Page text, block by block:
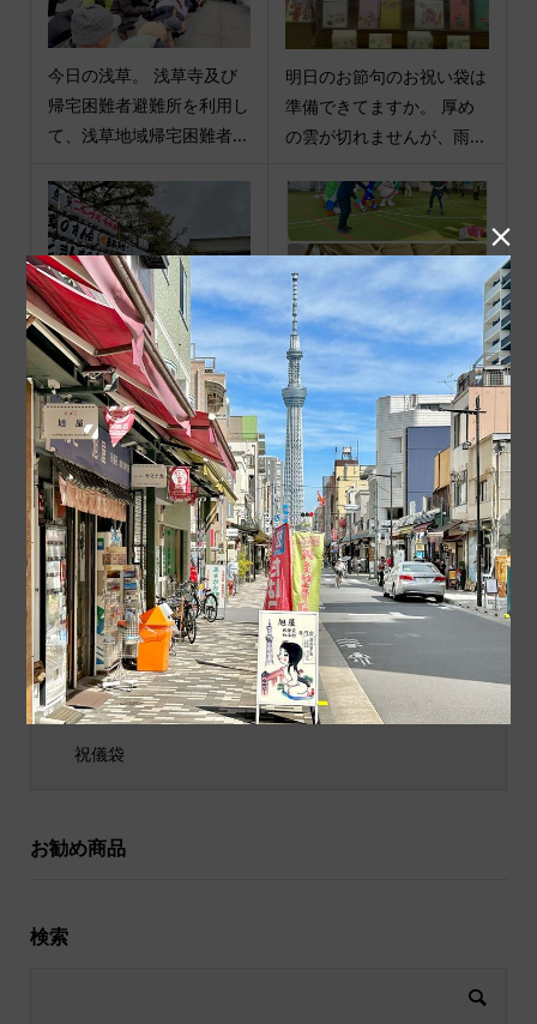
今日の浅草。 浅草寺及び
帰宅困難者避難所を利用し
て、浅草地域帰宅困難者...
明日のお節句のお祝い袋は
準備できてますか。 厚め
の雲が切れませんが、雨...
今日の浅草。 雨降りでし
たね。 この秋も仲見世に
「無病息災 コロナ終息...
今日の浅草。 浅草新仲見
世商店街さん主催の「羽根
突き大会」がROX・3G 5...
商品カテゴリ
商品ジャンル
ポチ袋
和小物
祝儀袋
お勧め商品
検索
